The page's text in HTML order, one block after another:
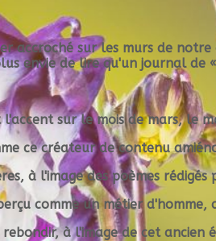
accroché sur les murs de notre
envie de lire qu'un journal de
sur le mois de mars, le
ce créateur de contenu
à l'image des poèmes
comme un métier d'homme,
à l'image de cet ancien